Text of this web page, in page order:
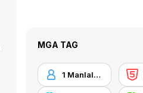
MGA TAG
1 Manlalaro